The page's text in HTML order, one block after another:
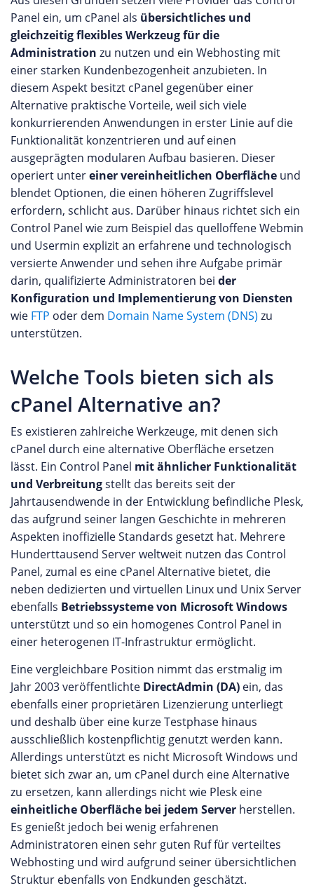
Panel ein, um cPanel als übersichtliches und
gleichzeitig flexibles Werkzeug für die
Administration zu nutzen und ein Webhosting mit
einer starken Kundenbezogenheit anzubieten. In
diesem Aspekt besitzt cPanel gegenüber einer
Alternative praktische Vorteile, weil sich viele
konkurrierenden Anwendungen in erster Linie auf die
Funktionalität konzentrieren und auf einen
ausgeprägten modularen Aufbau basieren. Dieser
operiert untereiner vereinheitlichen Oberfläche und
blendet Optionen, die einen höheren Zugriffslevel
erfordern, schlicht aus. Darüber hinaus richtet sich ein
Control Panel wie zum Beispiel das quelloffene Webmin
und Usermin explizit an erfahrene und technologisch
versierte Anwender und sehen ihre Aufgabe primär
darin, qualifizierte Administratoren bei der
Konfiguration und Implementierung von Diensten
wie FTP oder dem Domain Name System (DNS) zu
unterstützen.
Welche Tools bieten sich als
cPanel Alternative an?
Es existieren zahlreiche Werkzeuge, mit denen sich
cPanel durch eine alternative Oberfläche ersetzen
lässt. Ein Control Panel mit ähnlicher Funktionalität
und Verbreitungstellt das bereits seit der
Jahrtausendwende in der Entwicklung befindliche Plesk,
das aufgrund seiner langen Geschichte in mehreren
Aspekten inoffizielle Standards gesetzt hat. Mehrere
Hunderttausend Server weltweit nutzen das Control
Panel, zumal es eine cPanel Alternative bietet, die
neben dedizierten und virtuellen Linux und Unix Server
ebenfalls Betriebssysteme von Microsoft Windows
unterstützt und so ein homogenes Control Panel in
einer heterogenen IT-Infrastruktur ermöglicht.
Eine vergleichbare Position nimmt das erstmalig im
Jahr 2003 veröffentlichte DirectAdmin (DA) ein, das
ebenfalls einer proprietären Lizenzierung unterliegt
und deshalb über eine kurze Testphase hinaus
ausschließlich kostenpflichtig genutzt werden kann.
Allerdings unterstützt es nicht Microsoft Windows und
bietet sich zwar an, um cPanel durch eine Alternative
zu ersetzen, kann allerdings nicht wie Plesk eine
einheitliche Oberfläche bei jedem Server herstellen.
Es genießt jedoch bei wenig erfahrenen
Administratoren einen sehr guten Ruf für verteiltes
Webhosting und wird aufgrund seiner übersichtlichen
Struktur ebenfalls von Endkunden geschätzt.